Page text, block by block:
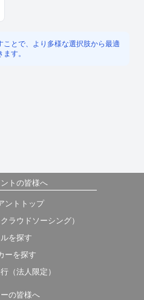
とで、より多様な選択肢から最適
す。
トの皆様へ
ントトップ
ラウドソーシング）
を探す
ーを探す
（法人限定）
の皆様へ